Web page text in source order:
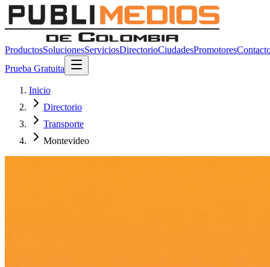
ProductosSolucionesServiciosDirectorioCiudadesPromotores
Prueba Gratuita
Inicio
Directorio
Transporte
Montevideo